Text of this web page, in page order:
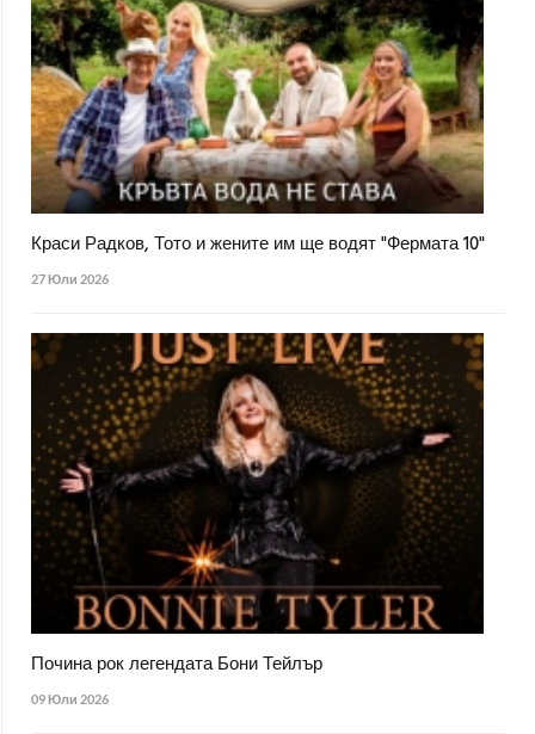
Краси Радков, Тото и жените им ще водят "Фермата 10"
27 Юли 2026
Почина рок легендата Бони Тейлър
09 Юли 2026